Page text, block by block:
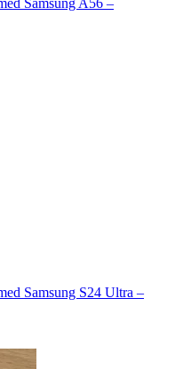
Samsung A56 –
Samsung S24 Ultra –